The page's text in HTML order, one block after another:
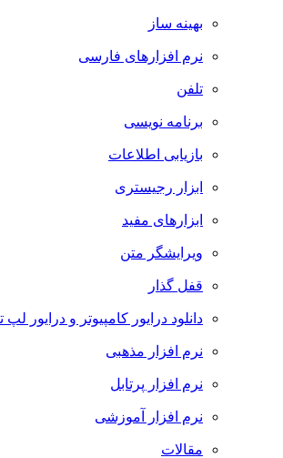
بهینه ساز
نرم افزارهای فارسی
تلفن
برنامه نویسی
بازیابی اطلاعات
ابزار رجیستری
ابزارهای مفید
ویرایشگر متن
قفل گذار
دانلود درایور کامپیوتر و درایور لپ تاپ
نرم افزار مذهبی
نرم افزار پرتابل
نرم افزار آموزشی
مقالات